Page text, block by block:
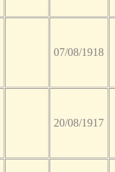
07/08/1918
20/08/1917